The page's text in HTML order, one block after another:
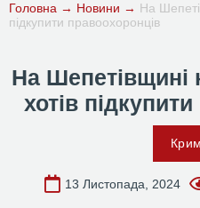
Головна → Новини → На
підкупити правоохоронців
На Шепетівщині
хотів
13 Листопада, 2024